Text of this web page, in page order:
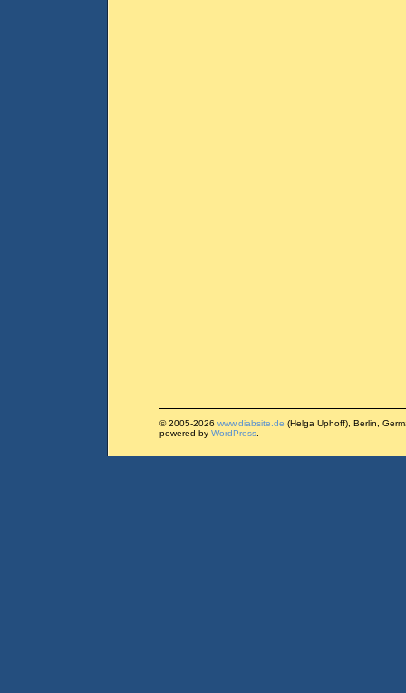
© 2005-2026 www.diabsite.de (Helga Uphoff), Berlin,
powered by WordPress.